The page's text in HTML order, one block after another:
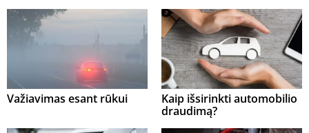
Važiavimas esant rūkui
Kaip išsirinkti automobilio
draudimą?